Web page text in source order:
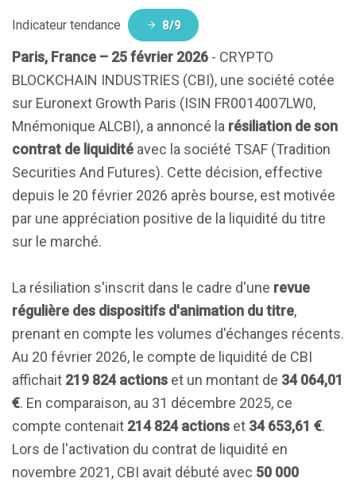
Indicateur tendance 8/9
Paris, France – 25 février 2026 - CRYPTO
BLOCKCHAIN INDUSTRIES (CBI), une société cotée
sur Euronext Growth Paris (ISIN FR0014007LW0,
Mnémonique ALCBI), a annoncé la résiliation de son
contrat de liquidité avec la société TSAF (Tradition
Securities And Futures). Cette décision, effective
depuis le 20 février 2026 après bourse, est motivée
par une appréciation positive de la liquidité du titre
sur le marché.
La résiliation s'inscrit dans le cadre d'une revue
régulière des dispositifs d'animation du titre,
prenant en compte les volumes d'échanges récents.
Au 20 février 2026, le compte de liquidité de CBI
affichait 219 824 actions et un montant de 34 064,01
€. En comparaison, au 31 décembre 2025, ce
compte contenait 214 824 actions et 34 653,61 €.
Lors de l'activation du contrat de liquidité en
novembre 2021, CBI avait débuté avec 50 000